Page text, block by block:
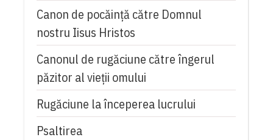
Canon de pocăință către Domnul
nostru Iisus Hristos
Canonul de rugăciune către îngerul
păzitor al vieții omului
Rugăciune la începerea lucrului
Psaltirea